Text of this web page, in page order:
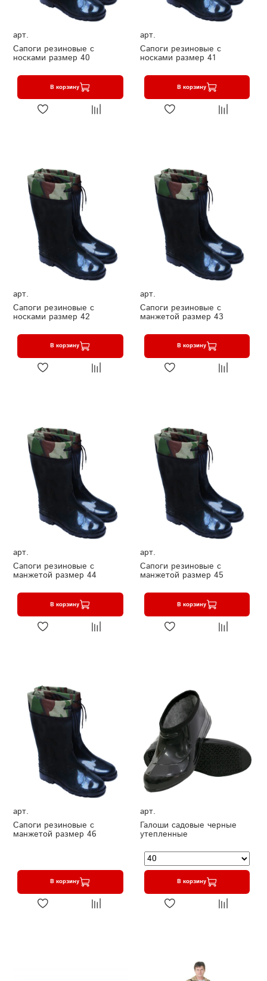
арт.
Сапоги резиновые с
носками размер 40
В корзину
арт.
Сапоги резиновые с
носками размер 41
В корзину
арт.
Сапоги резиновые с
носками размер 42
В корзину
арт.
Сапоги резиновые с
манжетой размер 43
В корзину
арт.
Сапоги резиновые с
манжетой размер 44
В корзину
арт.
Сапоги резиновые с
манжетой размер 45
В корзину
арт.
Сапоги резиновые с
манжетой размер 46
В корзину
арт.
Галоши садовые черные
утепленные
В корзину